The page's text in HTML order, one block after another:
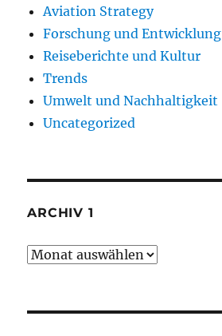
Aviation Strategy
Forschung und Entwicklung
Reiseberichte und Kultur
Trends
Umwelt und Nachhaltigkeit
Uncategorized
ARCHIV 1
Archiv